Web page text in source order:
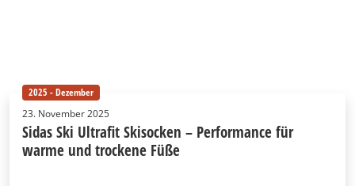
2025 - Dezember
23. November 2025
Sidas Ski Ultrafit Skisocken – Performance für
warme und trockene Füße